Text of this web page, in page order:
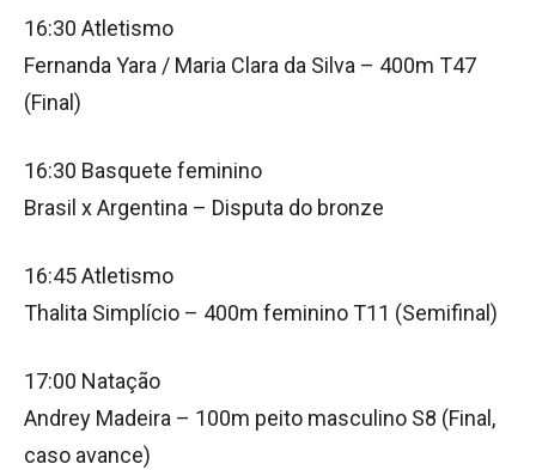
16:30 Atletismo
Fernanda Yara / Maria Clara da Silva – 400m T47
(Final)
16:30 Basquete feminino
Brasil x Argentina – Disputa do bronze
16:45 Atletismo
Thalita Simplício – 400m feminino T11 (Semifinal)
17:00 Natação
Andrey Madeira – 100m peito masculino S8 (Final,
caso avance)